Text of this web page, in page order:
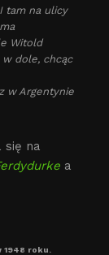
tam na ulicy
Witold
w dole, chcąc
w Argentynie
się na
a
roku.